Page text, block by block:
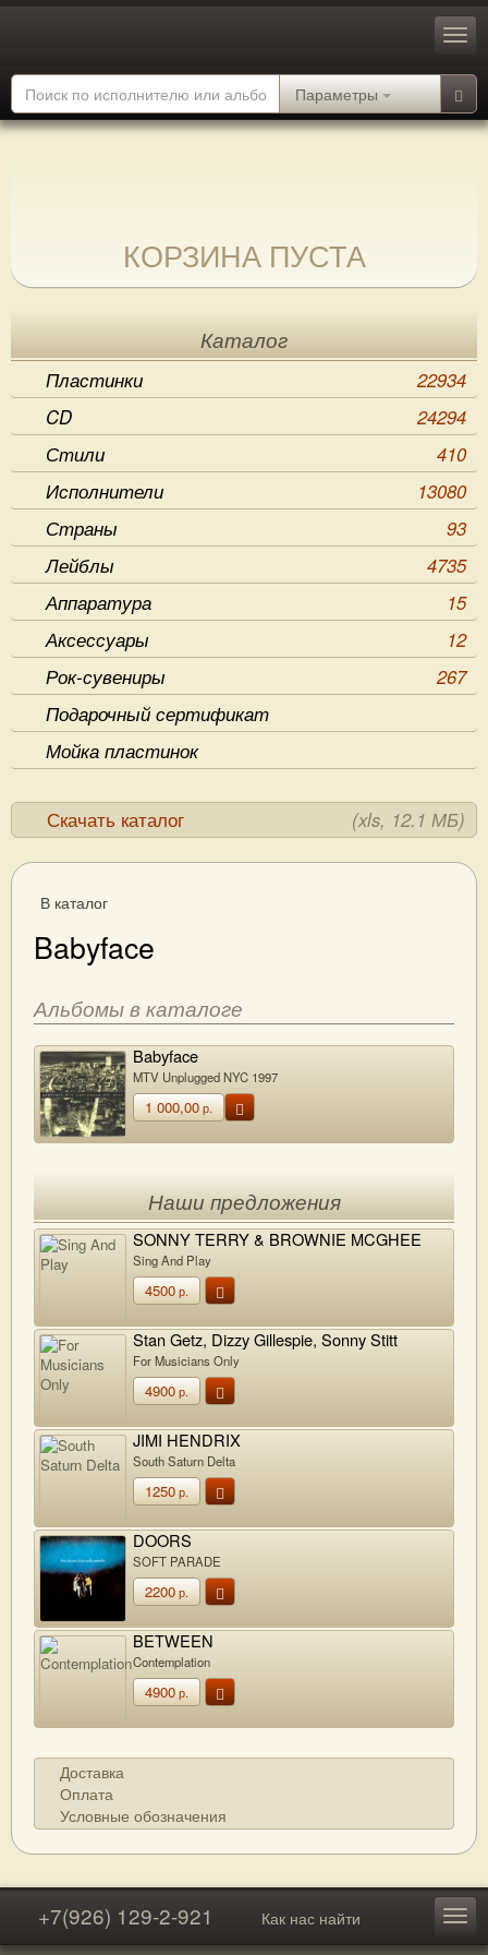
Параметры
КОРЗИНА ПУСТА
Каталог
Пластинки
22934
CD
24294
Стили
410
Исполнители
13080
Страны
93
Лейблы
4735
Аппаратура
15
Аксессуары
12
Рок-сувениры
267
Подарочный сертификат
Мойка пластинок
Скачать каталог (xls, 12.1 МБ)
В каталог
Babyface
Альбомы в каталоге
Babyface
MTV Unplugged NYC 1997
1 000,00р.
Наши предложения
SONNY TERRY & BROWNIE MCGHEE
Sing And Play
4500р.
Stan Getz, Dizzy Gillespie, Sonny Stitt
For Musicians Only
4900р.
JIMI HENDRIX
South Saturn Delta
1250р.
DOORS
SOFT PARADE
2200р.
BETWEEN
Contemplation
4900р.
Доставка
Оплата
Условные обозначения
+7(926) 129-2-921 Как нас найти